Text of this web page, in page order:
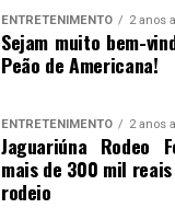
ENTRETENIMENTO 2 anos
Sejam muito bem-
Peão de Americana!
ENTRETENIMENTO 2 anos
Jaguariúna Rodeo
mais de 300 mil
rodeio